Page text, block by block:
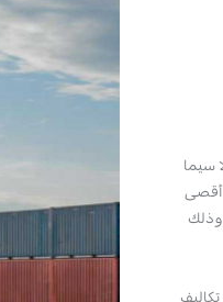
سيما
أقصى
وذلك